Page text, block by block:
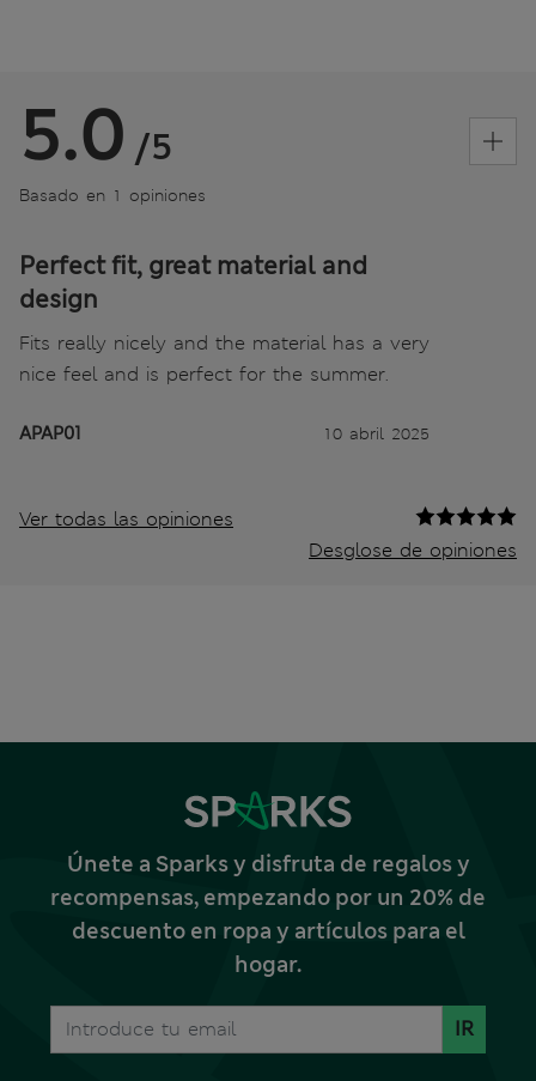
5.0 /5
Basado en 1 opiniones
Perfect fit, great material and
design
Fits really nicely and the material has a very
nice feel and is perfect for the summer.
APAP01 10 abril 2025
Ver todas las opiniones
Desglose de opiniones
Únete a Sparks y disfruta de regalos y
recompensas, empezando por un 20% de
descuento en ropa y artículos para el
hogar.
IR